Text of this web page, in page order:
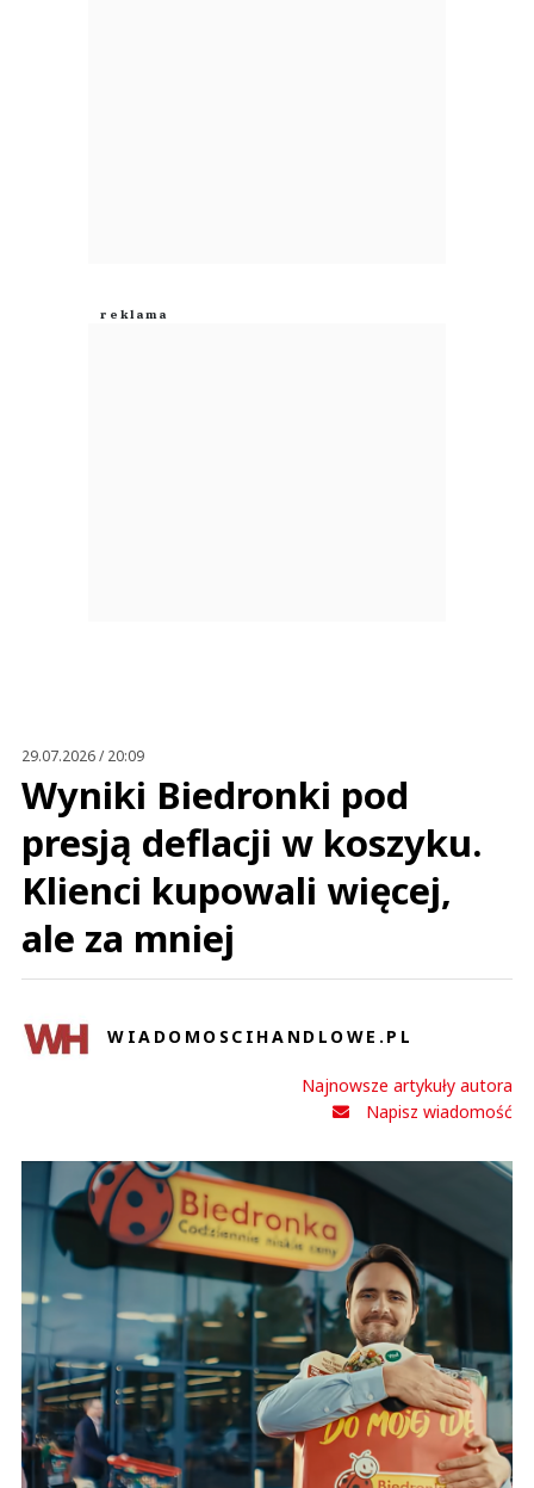
29.07.2026 / 20:09
Wyniki Biedronki pod
presją deflacji w koszyku.
Klienci kupowali więcej,
ale za mniej
WIADOMOSCIHANDLOWE.PL
Najnowsze artykuły autora
Napisz wiadomość